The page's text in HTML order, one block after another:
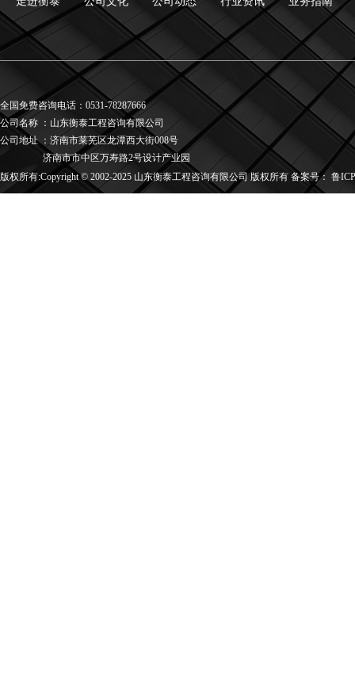
全国免费咨询电话：0531-78287666
公司名称 ： 山东衡泰工程咨询有限公司
公司地址： 济南市莱芜区龙潭西大街008号
济南市市中区万寿路2号设计产业园
版权所有:Copyright © 2002-2025 山东衡泰工程咨询有限公司 版权所有 备案号： 鲁